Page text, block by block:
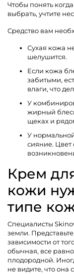
Чтобы понять
выбрать, учтите
Средство вам
Сухая кожа
шелушится.
Если кожа
забитыми,
влаги, что
У
жирный
щеках и
У
сияние. Цвет
Крем
кожи
типе
Специалисты
земли.
зависимости от
обычная, все равно
плодородной.
не видите, что она